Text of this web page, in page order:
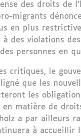
des droits de
migrants
en plus
des violations
personnes en
critiques, le
que les
les
en matière de
a par ailleurs
à accueillir